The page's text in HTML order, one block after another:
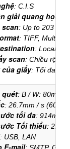
: C.I.S
giải quang học
scan: Up to 203
: TIFF,
: Local
scan: Chiều rộng
giấy: Tối đa
quét: B / W: 80mm
: 26.7mm / s (600
tối đa: 914mm
Tối thiểu:
: USB, LAN